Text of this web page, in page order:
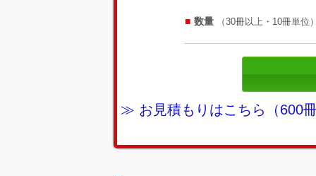
数量 （30冊以上・10冊単位
≫ お見積もりはこちら（600